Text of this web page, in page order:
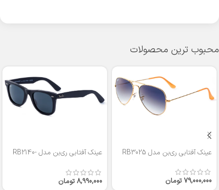
محبوب ترین محصولات
عینک آفتابی ری‌بن مدل RB3025
79,000,000تومان
عینک آفتابی ری‌بن مدل RB2140-
8,990,000تومان